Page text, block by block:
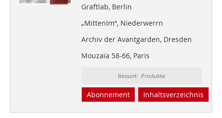
Graftlab, Berlin
„MittenIm“, Niederwerrn
Archiv der Avantgarden, Dresden
Mouzaïa 58-66, Paris
Ressort: Produkte
Abonnement Inhaltsverzeichnis